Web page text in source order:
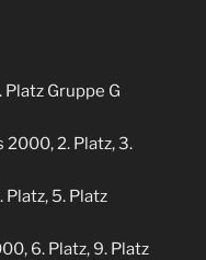
Platz Gruppe G
2. Platz, 3.
5. Platz
6. Platz, 9. Platz